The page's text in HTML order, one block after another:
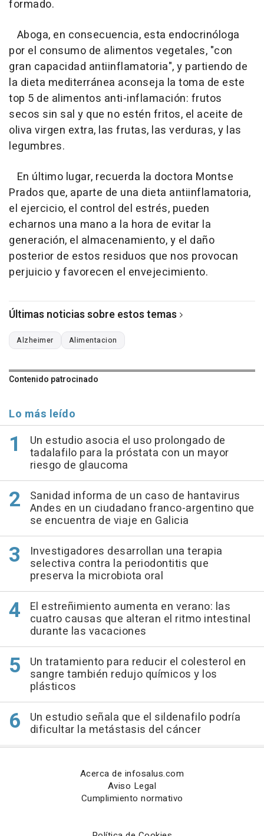
formado.
Aboga, en consecuencia, esta endocrinóloga
por el consumo de alimentos vegetales, "con
gran capacidad antiinflamatoria", y partiendo de
la dieta mediterránea aconseja la toma de este
top 5 de alimentos anti-inflamación: frutos
secos sin sal y que no estén fritos, el aceite de
oliva virgen extra, las frutas, las verduras, y las
legumbres.
En último lugar, recuerda la doctora Montse
Prados que, aparte de una dieta antiinflamatoria,
el ejercicio, el control del estrés, pueden
echarnos una mano a la hora de evitar la
generación, el almacenamiento, y el daño
posterior de estos residuos que nos provocan
perjuicio y favorecen el envejecimiento.
Últimas noticias sobre estos temas
Alzheimer Alimentacion
Contenido patrocinado
Lo más leído
Un estudio asocia el uso prolongado de
tadalafilo para la próstata con un mayor
riesgo de glaucoma
Sanidad informa de un caso de hantavirus
Andes en un ciudadano franco-argentino que
se encuentra de viaje en Galicia
Investigadores desarrollan una terapia
selectiva contra la periodontitis que
preserva la microbiota oral
El estreñimiento aumenta en verano: las
cuatro causas que alteran el ritmo intestinal
durante las vacaciones
Un tratamiento para reducir el colesterol en
sangre también redujo químicos y los
plásticos
Un estudio señala que el sildenafilo podría
dificultar la metástasis del cáncer
Acerca de infosalus.com
Aviso Legal
Cumplimiento normativo